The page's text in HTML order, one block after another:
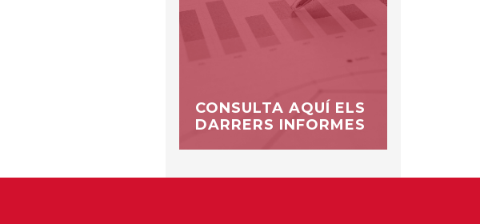
CONSULTA AQUÍ ELS
DARRERS INFORMES